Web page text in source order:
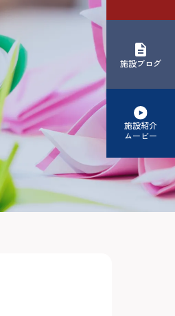
施設ブログ
施設紹介
ムービー